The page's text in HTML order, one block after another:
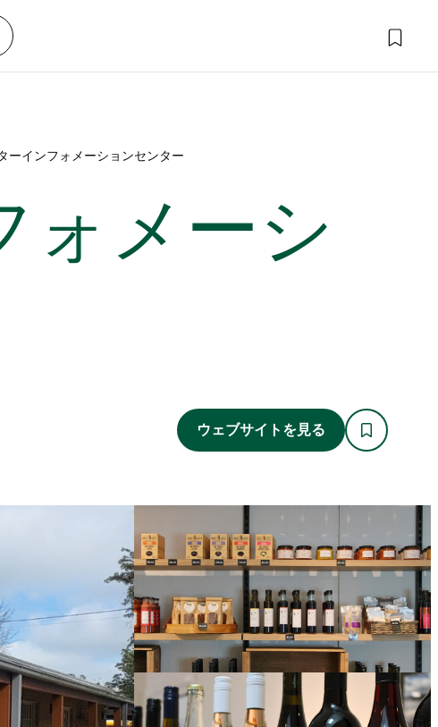
ーインフォメーションセンター
ォメーシ
ウェブサイトを見る